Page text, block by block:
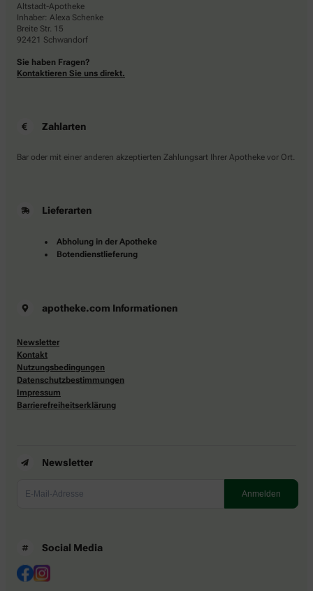
Altstadt-Apotheke
Inhaber: Alexa Schenke
Breite Str. 15
92421 Schwandorf
Sie haben Fragen?
Kontaktieren Sie uns direkt.
Zahlarten
Bar oder mit einer anderen akzeptierten Zahlungsart Ihrer Apotheke vor Ort.
Lieferarten
Abholung in der Apotheke
Botendienstlieferung
apotheke.com Informationen
Newsletter
Kontakt
Nutzungsbedingungen
Datenschutzbestimmungen
Impressum
Barrierefreiheitserklärung
Newsletter
Social Media